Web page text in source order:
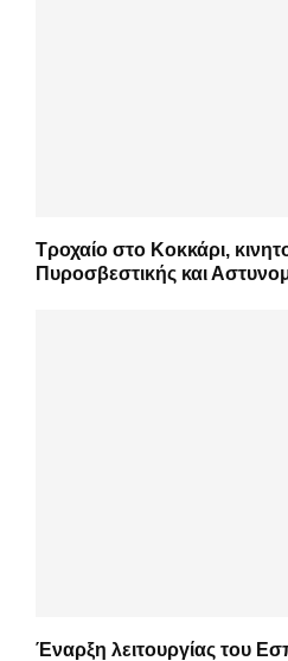
Τροχαίο στο Κοκκάρι,
Πυροσβεστικής και
Έναρξη λειτουργίας του